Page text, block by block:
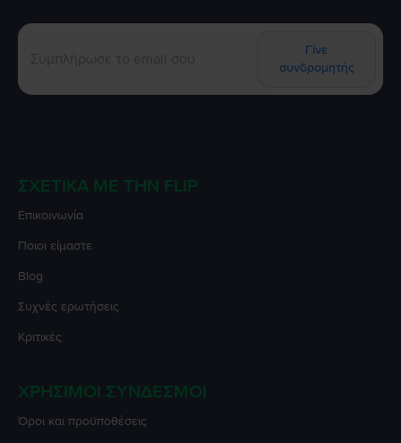
Γίνε
συνδρομητής
ΣΧΕΤΙΚΆ ΜΕ ΤΗΝ FLIP
Επικοινωνία
Ποιοι είμαστε
Blog
Συχνές ερωτήσεις
Κριτικές
ΧΡΉΣΙΜΟΙ ΣΎΝΔΕΣΜΟΙ
Όροι και προϋποθέσεις